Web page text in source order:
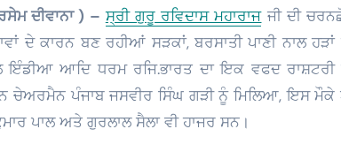
ਦੀਵਾਨਾ ) – ਸ੍ਰੀ ਗੁਰੂ ਰਵਿਦਾਸ ਮਹਾਰਾਜਜੀ ਦੀ
ਦੇ ਕਾਰਨ ਬਣ ਰਹੀਆਂ ਸੜਕਾਂ, ਬਰਸਾਤੀ ਪਾਣੀ ਨਾਲ
ਆਦਿ ਧਰਮ ਰਜਿ.ਭਾਰਤ ਦਾ ਇਕ ਵਫਦ ਰਾਸ਼ਟਰੀ
ਚੇਅਰਮੈਨ ਪੰਜਾਬ ਜਸਵੀਰ ਸਿੰਘ ਗੜੀ ਨੂੰ ਮਿਲਿਆ, ਇਸ
ਪਾਲ ਅਤੇ ਗੁਰਲਾਲ ਸੈਲਾ ਵੀ ਹਾਜਰ ਸਨ।